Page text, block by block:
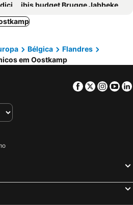
ibis budget Brugge Jabbeke
Hotel Bourgoensch Hof
Grand Hotel Casselbergh
Velotel Brugge
Dukes' Academie Brugge
Hotel Jacobs
Bélgica
Flandres
em Oostkamp
Facebook
Twitter